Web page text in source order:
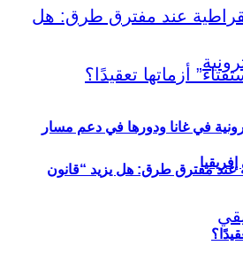
عند مفترق طرق: هل يزيد “قانون
في غانا ودورها في دعم مسار